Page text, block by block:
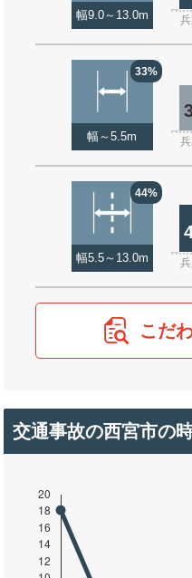
幅9.0～13.0m
33%
幅～5.5m
44%
幅5.5～13.0m
こだ
交通事故の西宮市の